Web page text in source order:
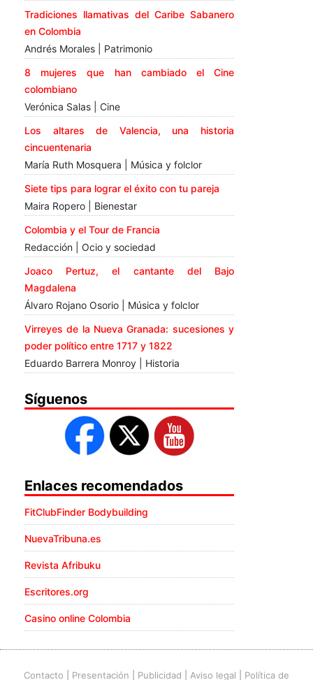
Tradiciones llamativas del Caribe Sabanero
en Colombia
Andrés Morales | Patrimonio
8 mujeres que han cambiado el Cine
colombiano
Verónica Salas | Cine
Los altares de Valencia, una historia
cincuentenaria
María Ruth Mosquera | Música y folclor
Siete tips para lograr el éxito con tu pareja
Maira Ropero | Bienestar
Colombia y el Tour de Francia
Redacción | Ocio y sociedad
Joaco Pertuz, el cantante del Bajo
Magdalena
Álvaro Rojano Osorio | Música y folclor
Virreyes de la Nueva Granada: sucesiones y
poder político entre 1717 y 1822
Eduardo Barrera Monroy | Historia
Síguenos
Enlaces recomendados
FitClubFinder Bodybuilding
NuevaTribuna.es
Revista Afribuku
Escritores.org
Casino online Colombia
Contacto Presentación Publicidad Aviso legal Política de